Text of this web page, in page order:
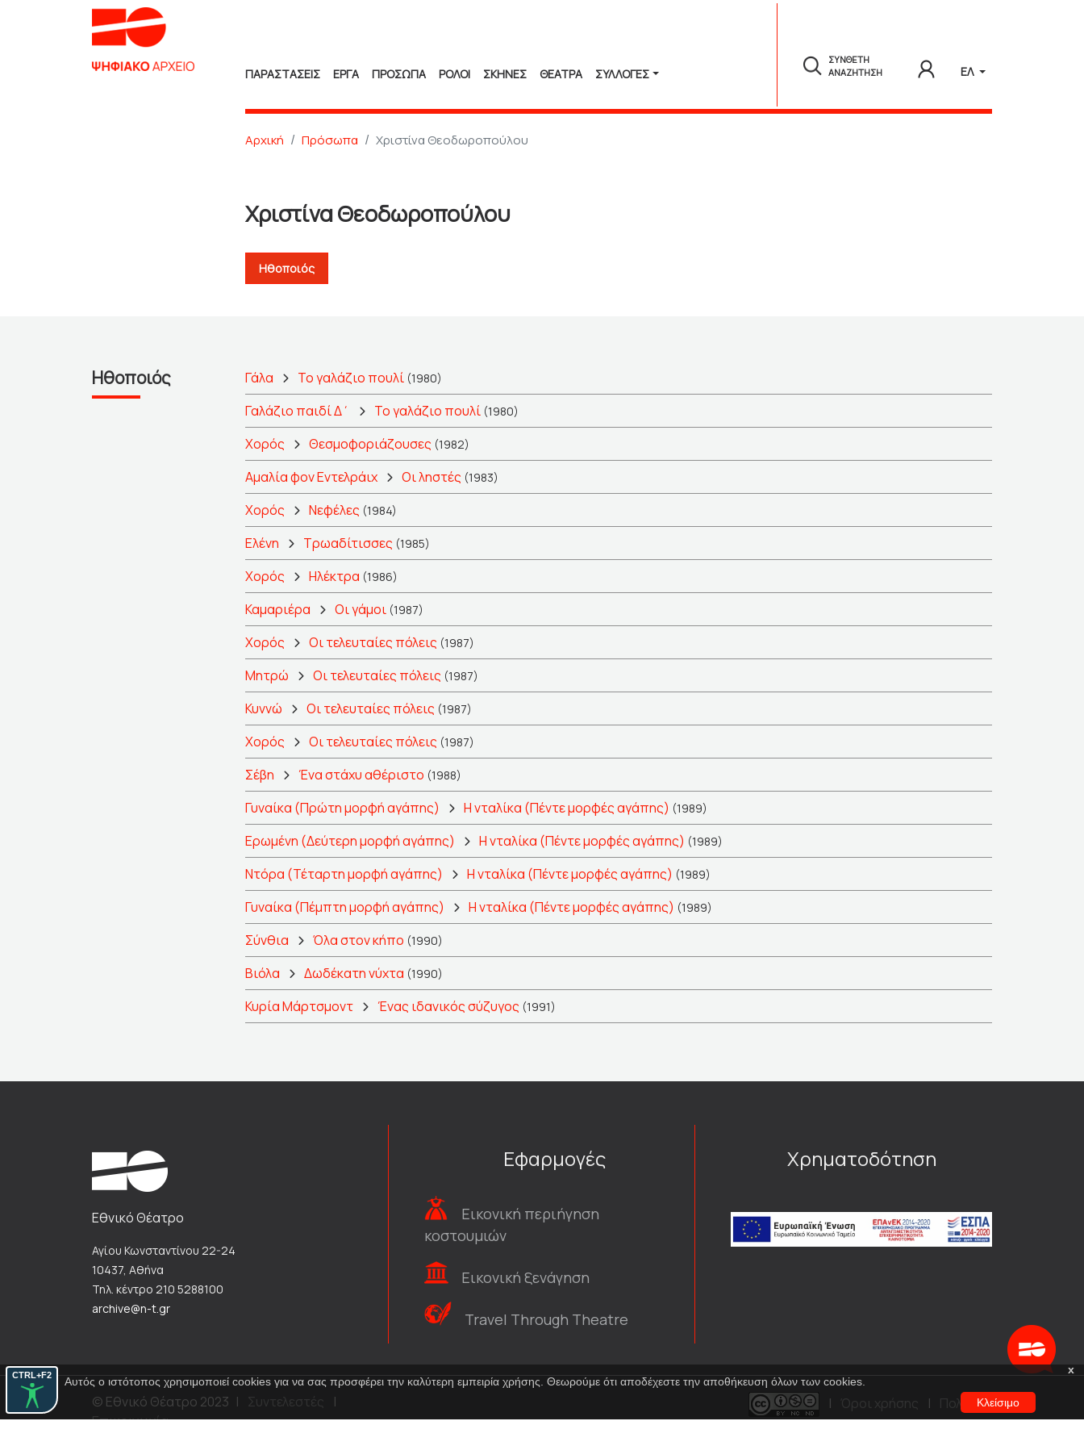
CTRL+F2
ΠΑΡΑΣΤΑΣΕΙΣ ΕΡΓΑ ΠΡΟΣΩΠΑ ΡΟΛΟΙ ΣΚΗΝΕΣ ΘΕΑΤΡΑ ΣΥΛΛΟΓΈΣ
ΣΥΝΘΕΤΗ
ΑΝΑΖΗΤΗΣΗ
ΕΛ
Αρχική Πρόσωπα Χριστίνα Θεοδωροπούλου
Χριστίνα Θεοδωροπούλου
Ηθοποιός
Ηθοποιός Γάλα Το γαλάζιο πουλί (1980)
Γαλάζιο παιδί Δ΄ Το γαλάζιο πουλί (1980)
Χορός Θεσμοφοριάζουσες (1982)
Αμαλία φον Εντελράιχ Οι ληστές (1983)
Χορός Νεφέλες (1984)
Ελένη Τρωαδίτισσες (1985)
Χορός Ηλέκτρα (1986)
Καμαριέρα Οι γάμοι (1987)
Χορός Οι τελευταίες πόλεις (1987)
Μητρώ Οι τελευταίες πόλεις (1987)
Κυννώ Οι τελευταίες πόλεις (1987)
Χορός Οι τελευταίες πόλεις (1987)
Σέβη Ένα στάχυ αθέριστο (1988)
Γυναίκα (Πρώτη μορφή αγάπης) Η νταλίκα (Πέντε μορφές αγάπης) (1989)
Ερωμένη (Δεύτερη μορφή αγάπης) Η νταλίκα (Πέντε μορφές αγάπης) (1989)
Ντόρα (Τέταρτη μορφή αγάπης) Η νταλίκα (Πέντε μορφές αγάπης) (1989)
Γυναίκα (Πέμπτη μορφή αγάπης) Η νταλίκα (Πέντε μορφές αγάπης) (1989)
Σύνθια Όλα στον κήπο (1990)
Βιόλα Δωδέκατη νύχτα (1990)
Κυρία Μάρτσμοντ Ένας ιδανικός σύζυγος (1991)
x
Αυτός ο ιστότοπος χρησιμοποιεί cookies για να σας προσφέρει την καλύτερη εμπειρία χρήσης. Θεωρούμε ότι αποδέχεστε την αποθήκευση όλων των cookies.
Κλείσιμο
Εθνικό Θέατρο
Αγίου Κωνσταντίνου 22-24
10437, Αθήνα
Τηλ. κέντρο 210 5288100
archive@n-t.gr
Εφαρμογές
Εικονική περιήγηση
κοστουμιών
Εικονική ξενάγηση
Travel Through Theatre
Χρηματοδότηση
© Εθνικό Θέατρο 2023 | Συντελεστές
|
Επικοινωνία
| Όροι χρήσης | Πολιτική